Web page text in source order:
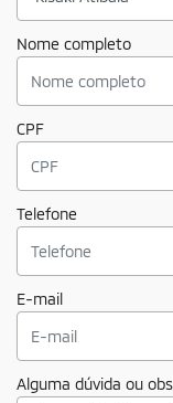
Nome completo
CPF
Telefone
E-mail
Alguma dúvida ou